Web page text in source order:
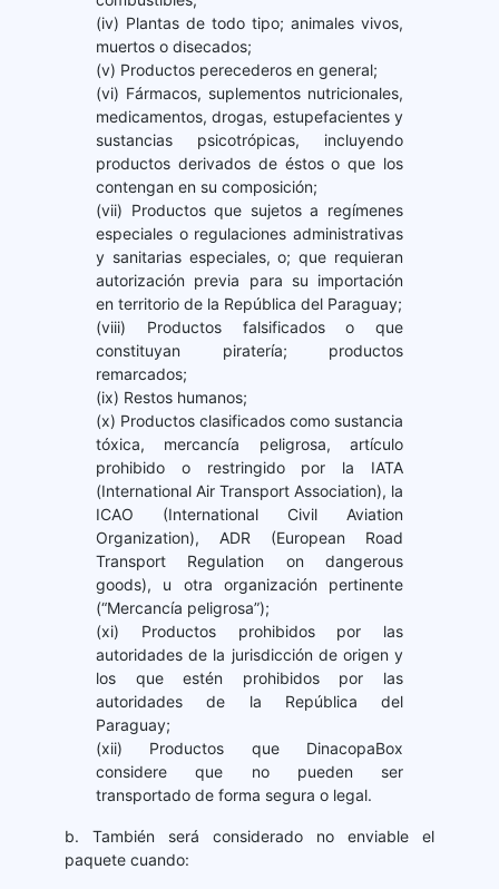
(iv) Plantas de todo tipo; animales vivos,
muertos o disecados;
(v) Productos perecederos en general;
(vi) Fármacos, suplementos nutricionales,
medicamentos, drogas, estupefacientes y
sustancias psicotrópicas, incluyendo
productos derivados de éstos o que los
contengan en su composición;
(vii) Productos que sujetos a regímenes
especiales o regulaciones administrativas
y sanitarias especiales, o; que requieran
autorización previa para su importación
en territorio de la República del Paraguay;
(viii) Productos falsificados o que
constituyan piratería; productos
remarcados;
(ix) Restos humanos;
(x) Productos clasificados como sustancia
tóxica, mercancía peligrosa, artículo
prohibido o restringido por la IATA
(International Air Transport Association), la
ICAO (International Civil Aviation
Organization), ADR (European Road
Transport Regulation on dangerous
goods), u otra organización pertinente
(“Mercancía peligrosa”);
(xi) Productos prohibidos por las
autoridades de la jurisdicción de origen y
los que estén prohibidos por las
autoridades de la República del
Paraguay;
(xii) Productos que DinacopaBox
considere que no pueden ser
transportado de forma segura o legal.
b. También será considerado no enviable el
paquete cuando: